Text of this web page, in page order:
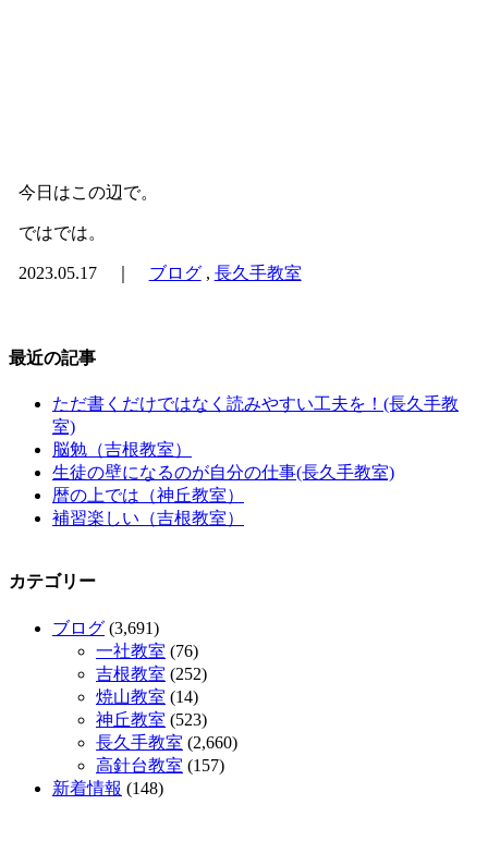
今日はこの辺で。
ではでは。
2023.05.17 ｜ ブログ, 長久手教室
最近の記事
ただ書くだけではなく読みやすい工夫を！(長久手教
室)
脳勉（吉根教室）
生徒の壁になるのが自分の仕事(長久手教室)
暦の上では（神丘教室）
補習楽しい（吉根教室）
カテゴリー
ブログ (3,691)
一社教室 (76)
吉根教室 (252)
焼山教室 (14)
神丘教室 (523)
長久手教室 (2,660)
高針台教室 (157)
新着情報 (148)